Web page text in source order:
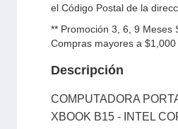
el Código Postal de la
** Promoción 3, 6, 9 Meses
Compras mayores a $1,000
Descripción
COMPUTADORA
XBOOK B15 - INTEL